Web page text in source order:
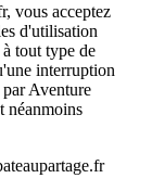
vous acceptez
d'utilisation
tout type de
interruption
Aventure
néanmoins